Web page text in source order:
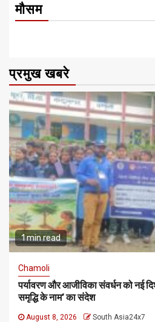
मौसम
प्रमुख खबरे
1 min read
Chamoli
पर्यावरण और आजीविका संवर्धन को नई
समृद्धि के नाम’ का संदेश
August 8, 2026 South Asia24x7